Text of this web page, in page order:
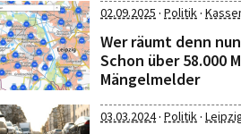
02.09.2025 · Politik·
Wer räumt denn
Schon über 58.000
Mängelmelder
03.03.2024· Politik·